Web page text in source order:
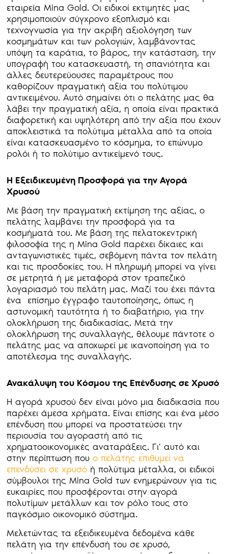
εταιρεία Mina Gold. Οι ειδικοί εκτιμητές μας
χρησιμοποιούν σύγχρονο εξοπλισμό και
τεχνογνωσία για την ακριβή αξιολόγηση των
κοσμημάτων και των ρολογιών, λαμβάνοντας
υπόψη τα καράτια, το βάρος, την κατάσταση, την
υπογραφή του κατασκευαστή, τη σπανιότητα και
άλλες δευτερεύουσες παραμέτρους που
καθορίζουν πραγματική αξία του πολύτιμου
αντικειμένου. Αυτό σημαίνει ότι ο πελάτης μας θα
λάβει την πραγματική αξία, η οποία είναι πρακτικά
διαφορετική και υψηλότερη από την αξία που έχουν
αποκλειστικά τα πολύτιμα μέταλλα από τα οποία
είναι κατασκευασμένο το κόσμημα, το επώνυμο
ρολόι ή το πολύτιμο αντικείμενό τους.
Η Εξειδικευμένη Προσφορά για την Αγορά
Χρυσού
Με βάση την πραγματική εκτίμηση της αξίας, ο
πελάτης λαμβάνει την προσφορά για τα
κοσμήματά του. Με βάση της πελατοκεντρική
φιλοσοφία της η Mina Gold παρέχει δίκαιες και
ανταγωνιστικές τιμές, σεβόμενη πάντα τον πελάτη
και τις προσδοκίες του. Η πληρωμή μπορεί να γίνει
σε μετρητά ή με μεταφορά στον τραπεζικό
λογαριασμό του πελάτη μας. Μαζί του έχει πάντα
ένα επίσημο έγγραφο ταυτοποίησης, όπως η
αστυνομική ταυτότητα ή το διαβατήριο, για την
ολοκλήρωση της διαδικασίας. Μετά την
ολοκλήρωση της συναλλαγής, θέλουμε πάντοτε ο
πελάτης μας να αποχωρεί με ικανοποίηση για το
αποτέλεσμα της συναλλαγής.
Ανακάλυψη του Κόσμου της Επένδυσης σε Χρυσό
Η αγορά χρυσού δεν είναι μόνο μια διαδικασία που
παρέχει άμεσα χρήματα. Είναι επίσης και ένα μέσο
επένδυση που μπορεί να προστατεύσει την
περιουσία του αγοραστή από τις
χρηματοοικονομικές αναταράξεις. Γι’ αυτό και
στην περίπτωση πουο πελάτης επιθυμεί να
επενδύσει σε χρυσό ή πολύτιμα μέταλλα, οι ειδικοί
σύμβουλοι της Mina Gold των ενημερώνουν για τις
ευκαιρίες που προσφέρονται στην αγορά
πολυτίμων μετάλλων και τον ρόλο τους στο
παγκόσμιο οικονομικό σύστημα.
Μελετώντας τα εξειδικευμένα δεδομένα κάθε
πελάτη για την επένδυσή του σε χρυσό,